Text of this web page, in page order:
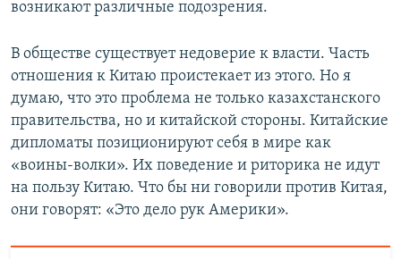
возникают различные подозрения.
В обществе существует недоверие к власти. Часть
отношения к Китаю проистекает из этого. Но я
думаю, что это проблема не только казахстанского
правительства, но и китайской стороны. Китайские
дипломаты позиционируют себя в мире как
«воины-волки». Их поведение и риторика не идут
на пользу Китаю. Что бы ни говорили против Китая,
они говорят: «Это дело рук Америки».